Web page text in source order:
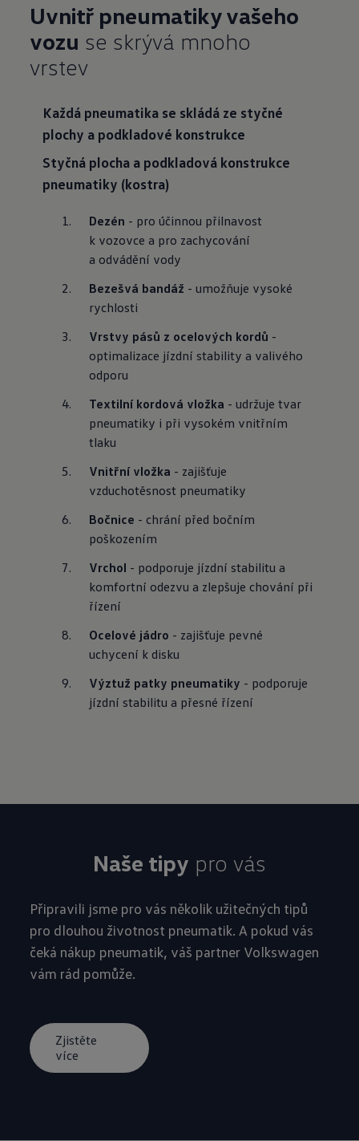
Uvnitř pneumatiky vašeho
vozu se skrývá mnoho
vrstev
Každá pneumatika se skládá ze styčné
plochy a podkladové konstrukce
Styčná plocha a podkladová konstrukce
pneumatiky (kostra)
Dezén - pro účinnou přilnavost
k vozovce a pro zachycování
a odvádění vody
Bezešvá bandáž - umožňuje vysoké
rychlosti
Vrstvy pásů z ocelových kordů -
optimalizace jízdní stability a valivého
odporu
Textilní kordová vložka - udržuje tvar
pneumatiky i při vysokém vnitřním
tlaku
Vnitřní vložka - zajišťuje
vzduchotěsnost pneumatiky
Bočnice - chrání před bočním
poškozením
Vrchol - podporuje jízdní stabilitu a
komfortní odezvu a zlepšuje chování při
řízení
Ocelové jádro - zajišťuje pevné
uchycení k disku
Výztuž patky pneumatiky - podporuje
jízdní stabilitu a přesné řízení
Naše tipy pro vás
Připravili jsme pro vás několik užitečných tipů
pro dlouhou životnost pneumatik. A pokud vás
čeká nákup pneumatik, váš partner Volkswagen
vám rád pomůže.
Zjistěte
více